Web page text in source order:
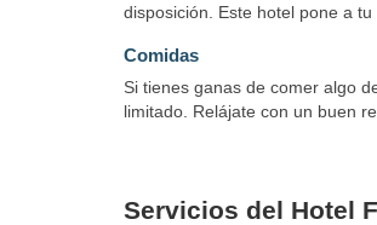
disposición. Este hotel pone a
Comidas
Si tienes ganas de comer algo
limitado. Relájate con un buen
Servicios del Hotel